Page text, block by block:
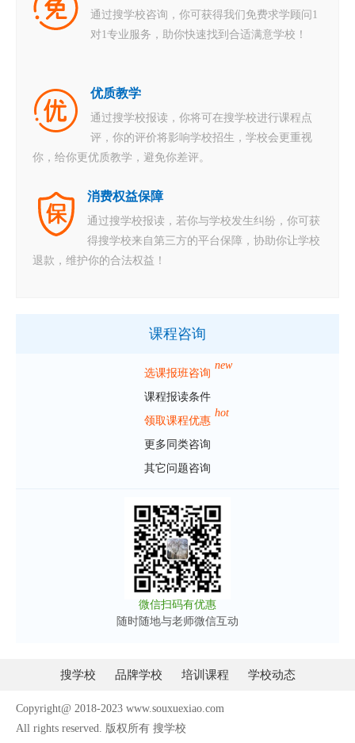
通过搜学校咨询，你可获得我们免费求学顾问1
对1专业服务，助你快速找到合适满意学校！
优质教学
通过搜学校报读，你将可在搜学校进行课程点
评，你的评价将影响学校招生，学校会更重视
你，给你更优质教学，避免你差评。
消费权益保障
通过搜学校报读，若你与学校发生纠纷，你可获
得搜学校来自第三方的平台保障，协助你让学校
退款，维护你的合法权益！
课程咨询
选课报班咨询
new
课程报读条件
领取课程优惠
hot
更多同类咨询
其它问题咨询
微信扫码有优惠
随时随地与老师微信互动
搜学校 品牌学校 培训课程 学校动态
Copyright@ 2018-2023 www.souxuexiao.com
All rights reserved. 版权所有 搜学校